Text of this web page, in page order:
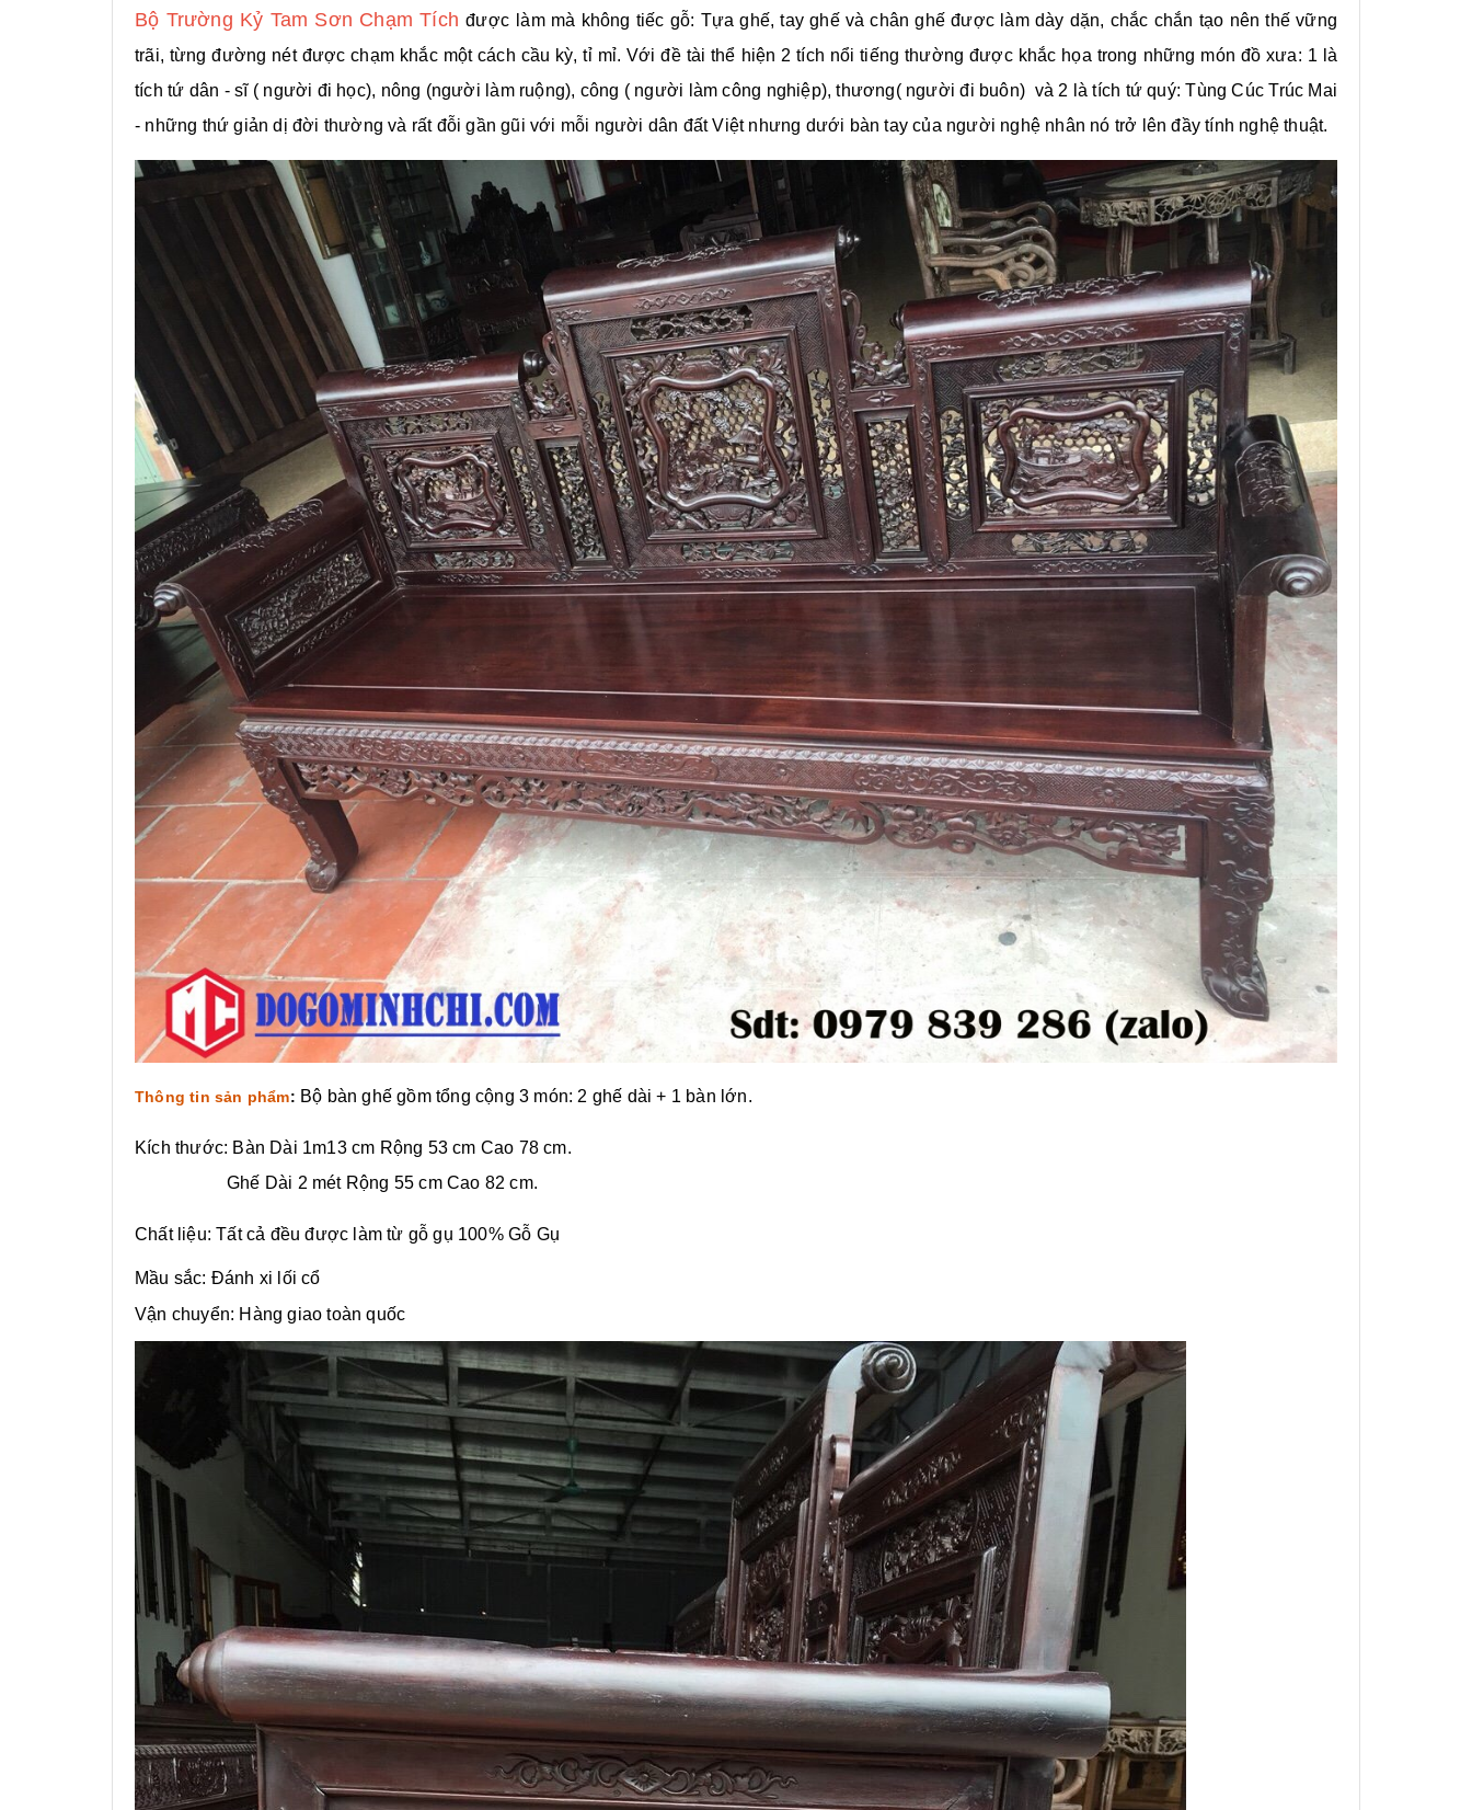
Bộ Trường Kỷ Tam Sơn Chạm Tích được làm mà không tiếc gỗ: Tựa ghế, tay ghế và chân ghế được làm dày dặn, chắc chắn tạo nên thế vững
trãi, từng đường nét được chạm khắc một cách cầu kỳ, tỉ mỉ. Với đề tài thể hiện 2 tích nổi tiếng thường được khắc họa trong những món đồ xưa: 1 là
tích tứ dân - sĩ ( người đi học), nông (người làm ruộng), công ( người làm công nghiệp), thương( người đi buôn) và 2 là tích tứ quý: Tùng Cúc Trúc Mai
- những thứ giản dị đời thường và rất đỗi gần gũi với mỗi người dân đất Việt nhưng dưới bàn tay của người nghệ nhân nó trở lên đầy tính nghệ thuật.
Thông tin sản phẩm: Bộ bàn ghế gồm tổng cộng 3 món: 2 ghế dài + 1 bàn lớn.
Kích thước: Bàn Dài 1m13 cm Rộng 53 cm Cao 78 cm.
Ghế Dài 2 mét Rộng 55 cm Cao 82 cm.
Chất liệu: Tất cả đều được làm từ gỗ gụ 100% Gỗ Gụ
Mầu sắc: Đánh xi lối cổ
Vận chuyển: Hàng giao toàn quốc